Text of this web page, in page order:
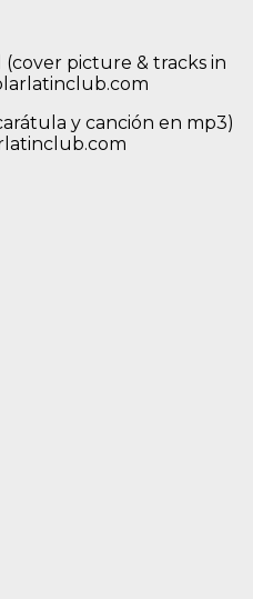
picture & tracks in
y canción en mp3)